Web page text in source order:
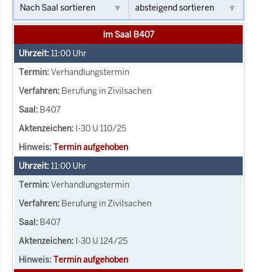
Im Saal B407
11:00 Uhr
Verhandlungstermin
Berufung in Zivilsachen
B407
I-30 U 110/25
Termin aufgehoben
11:00 Uhr
Verhandlungstermin
Berufung in Zivilsachen
B407
I-30 U 124/25
Termin aufgehoben